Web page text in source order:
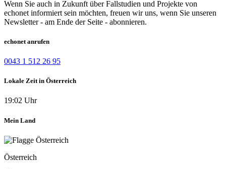
Wenn Sie auch in Zukunft über Fallstudien und Projekte von
echonet informiert sein möchten, freuen wir uns, wenn Sie unseren
Newsletter - am Ende der Seite - abonnieren.
echonet anrufen
0043 1 512 26 95
Lokale Zeit in Österreich
19:02 Uhr
Mein Land
Österreich